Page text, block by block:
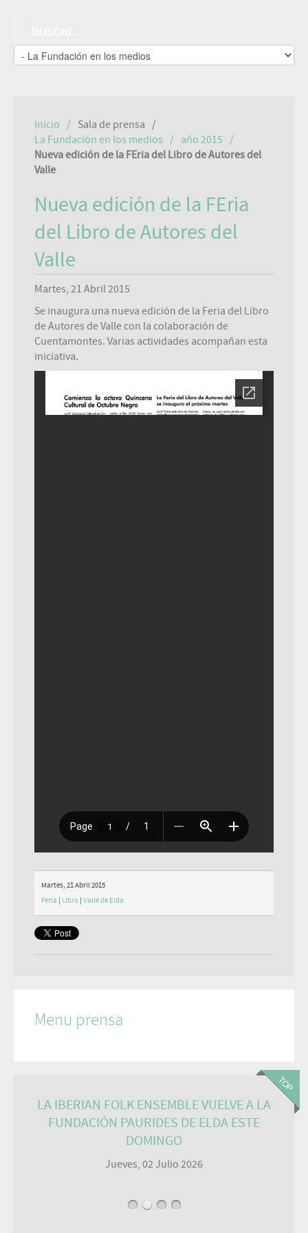
Inicio
Sala de prensa
La Fundación en los medios
año 2015
Nueva edición de la FEria del Libro de Autores del
Valle
Nueva edición de la FEria
del Libro de Autores del
Valle
Martes, 21 Abril 2015
Se inaugura una nueva edición de la Feria del Libro
de Autores de Valle con la colaboración de
Cuentamontes. Varias actividades acompañan esta
iniciativa.
Martes, 21 Abril 2015
Feria | Libro | Valle de Elda
Menu prensa
LA IBERIAN FOLK ENSEMBLE VUELVE A LA
FUNDACIÓN PAURIDES DE ELDA ESTE
DOMINGO
Jueves, 02 Julio 2026